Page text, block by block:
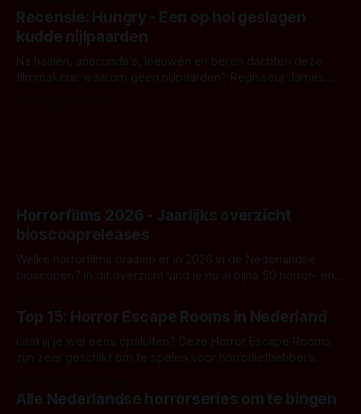
achtergrond, belooft iets kleurrijks maar onheilspellends,
iets ongrijpbaars. En dat maakt De Groen met ieder woord
waar.
Recensie: Hungry - Een op hol geslagen
kudde nijlpaarden
Na haaien, anaconda's, leeuwen en beren dachten deze
filmmakers: waarom geen nijlpaarden? Regisseur James
Horrorfilms 2026 - Jaarlijks overzicht
bioscoopreleases
Welke horrorfilms draaien er in 2026 in de Nederlandse
bioscopen? In dit overzicht vind je nu al bijna 50 horror- en
Top 15: Horror Escape Rooms in Nederland
Laat jij je wel eens opsluiten? Deze Horror Escape Rooms
zijn zeer geschikt om te spelen voor horrorliefhebbers.
Alle Nederlandse horrorseries om te bingen